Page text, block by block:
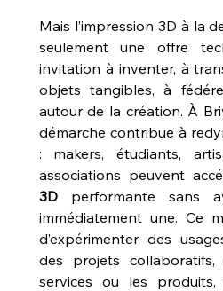
Mais l’impression 3D à la
seulement une offre
invitation à inventer, à
objets tangibles, à
autour de la création. À
démarche contribue à
: makers, étudiants,
associations peuvent
3D performante sans
immédiatement une. Ce
d’expérimenter des
des projets collaboratifs,
services ou les